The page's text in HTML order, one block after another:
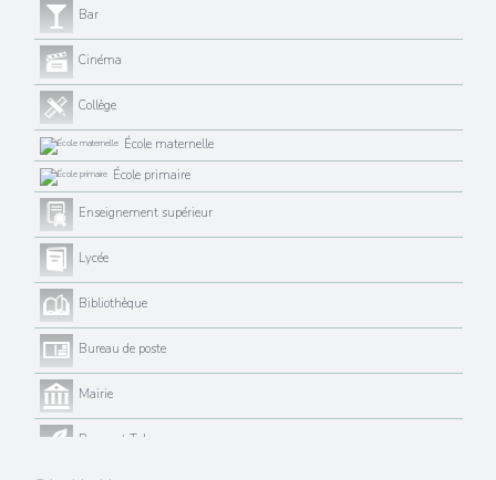
Bar
Cinéma
Collège
École maternelle
École primaire
Enseignement supérieur
Lycée
Bibliothèque
Bureau de poste
Mairie
Presse et Tabac